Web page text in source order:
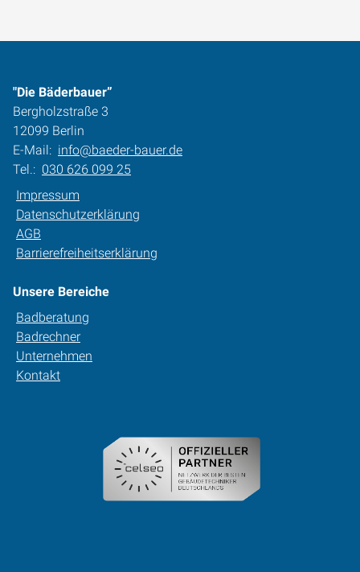
"Die Bäderbauer”
Bergholzstraße 3
12099 Berlin
E-Mail: info@baeder-bauer.de
Tel.: 030 626 099 25
Impressum
Datenschutzerklärung
AGB
Barrierefreiheitserklärung
Unsere Bereiche
Badberatung
Badrechner
Unternehmen
Kontakt